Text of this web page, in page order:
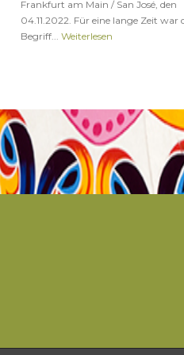
Frankfurt am Main / San José, den
04.11.2022. Für eine lange Zeit war
Begriff... Weiterlesen